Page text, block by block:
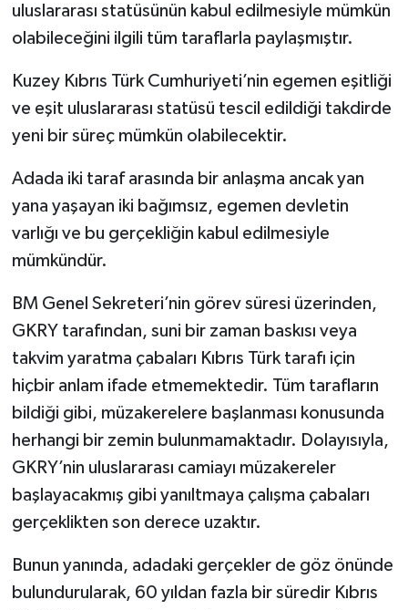
uluslararası statüsünün kabul edilmesiyle mümkün
olabileceğini ilgili tüm taraflarla paylaşmıştır.
Kuzey Kıbrıs Türk Cumhuriyeti’nin egemen eşitliği
ve eşit uluslararası statüsü tescil edildiği takdirde
yeni bir süreç mümkün olabilecektir.
Adada iki taraf arasında bir anlaşma ancak yan
yana yaşayan iki bağımsız, egemen devletin
varlığı ve bu gerçekliğin kabul edilmesiyle
mümkündür.
BM Genel Sekreteri’nin görev süresi üzerinden,
GKRY tarafından, suni bir zaman baskısı veya
takvim yaratma çabaları Kıbrıs Türk tarafı için
hiçbir anlam ifade etmemektedir. Tüm tarafların
bildiği gibi, müzakerelere başlanması konusunda
herhangi bir zemin bulunmamaktadır. Dolayısıyla,
GKRY’nin uluslararası camiayı müzakereler
başlayacakmış gibi yanıltmaya çalışma çabaları
gerçeklikten son derece uzaktır.
Bunun yanında, adadaki gerçekler de göz önünde
bulundurularak, 60 yıldan fazla bir süredir Kıbrıs